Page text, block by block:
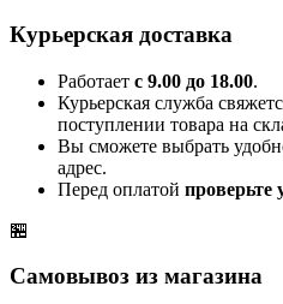
Курьерская доставка
Работает с 9.00 до 18.00.
Курьерская служба
поступлении товара на
Вы сможете выбрать
адрес.
Перед оплатой проверьте
🏪
Самовывоз из магазина